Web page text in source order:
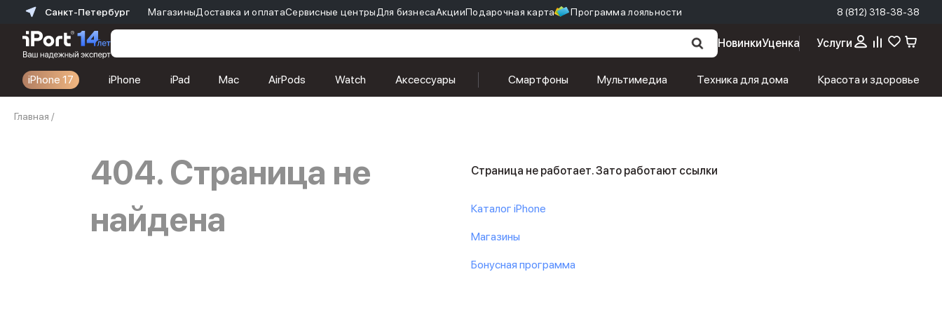
Санкт-Петербург МагазиныДоставка и оплатаСервисные центры Для бизнесаАкцииПодарочная карта Программа лояльности 8 (812) 318-38-38
НовинкиУценка Услуги
iPhone 17 iPhone iPad Mac AirPods Watch Аксессуары Смартфоны Мультимедиа Техника для дома Красота и здоровье
Стайлеры
Пылесосы
сплит
Баннер гарантия
Главная /
404. Страница не
найдена
Страница не работает. Зато работают ссылки
Каталог iPhone
Магазины
Бонусная программа